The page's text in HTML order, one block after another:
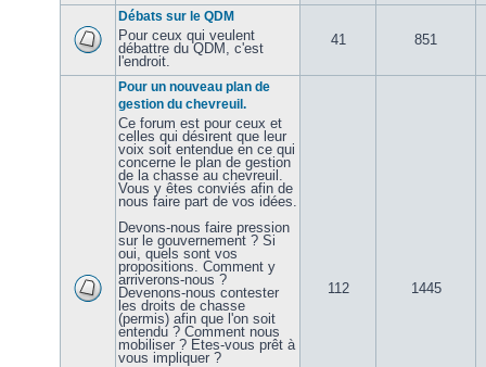
Débats sur le QDM
Pour ceux qui veulent
débattre du QDM, c'est
l'endroit.
41 851
Pour un nouveau plan de
gestion du chevreuil.
Ce forum est pour ceux et
celles qui désirent que leur
voix soit entendue en ce qui
concerne le plan de gestion
de la chasse au chevreuil.
Vous y êtes conviés afin de
nous faire part de vos idées.
Devons-nous faire pression
sur le gouvernement ? Si
oui, quels sont vos
propositions. Comment y
arriverons-nous ?
Devenons-nous contester
les droits de chasse
(permis) afin que l'on soit
entendu ? Comment nous
mobiliser ? Etes-vous prêt à
vous impliquer ?
112 1445